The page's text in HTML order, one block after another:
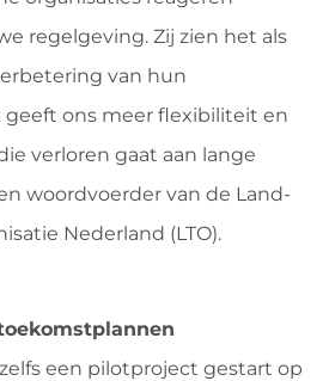
regelgeving. Zij zien het als
van hun
geeft ons meer flexibiliteit en
verloren gaat aan lange
woordvoerder van de Land-
Nederland (LTO).
een pilotproject gestart op